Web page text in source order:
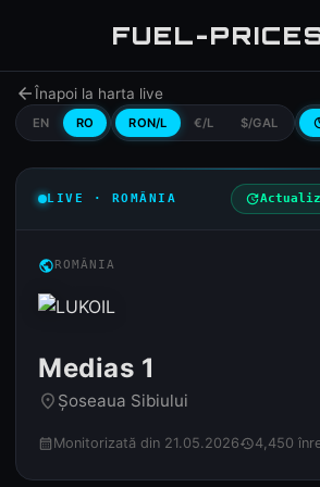
FUEL-
arrow_backÎnapoi la harta live
EN RO RON/L €/L $/GAL
LIVE · ROMÂNIA update
publicROMÂNIA
Medias 1
place Șoseaua Sibiului
calendar_month Monitorizată din 21.05.2026history4,450